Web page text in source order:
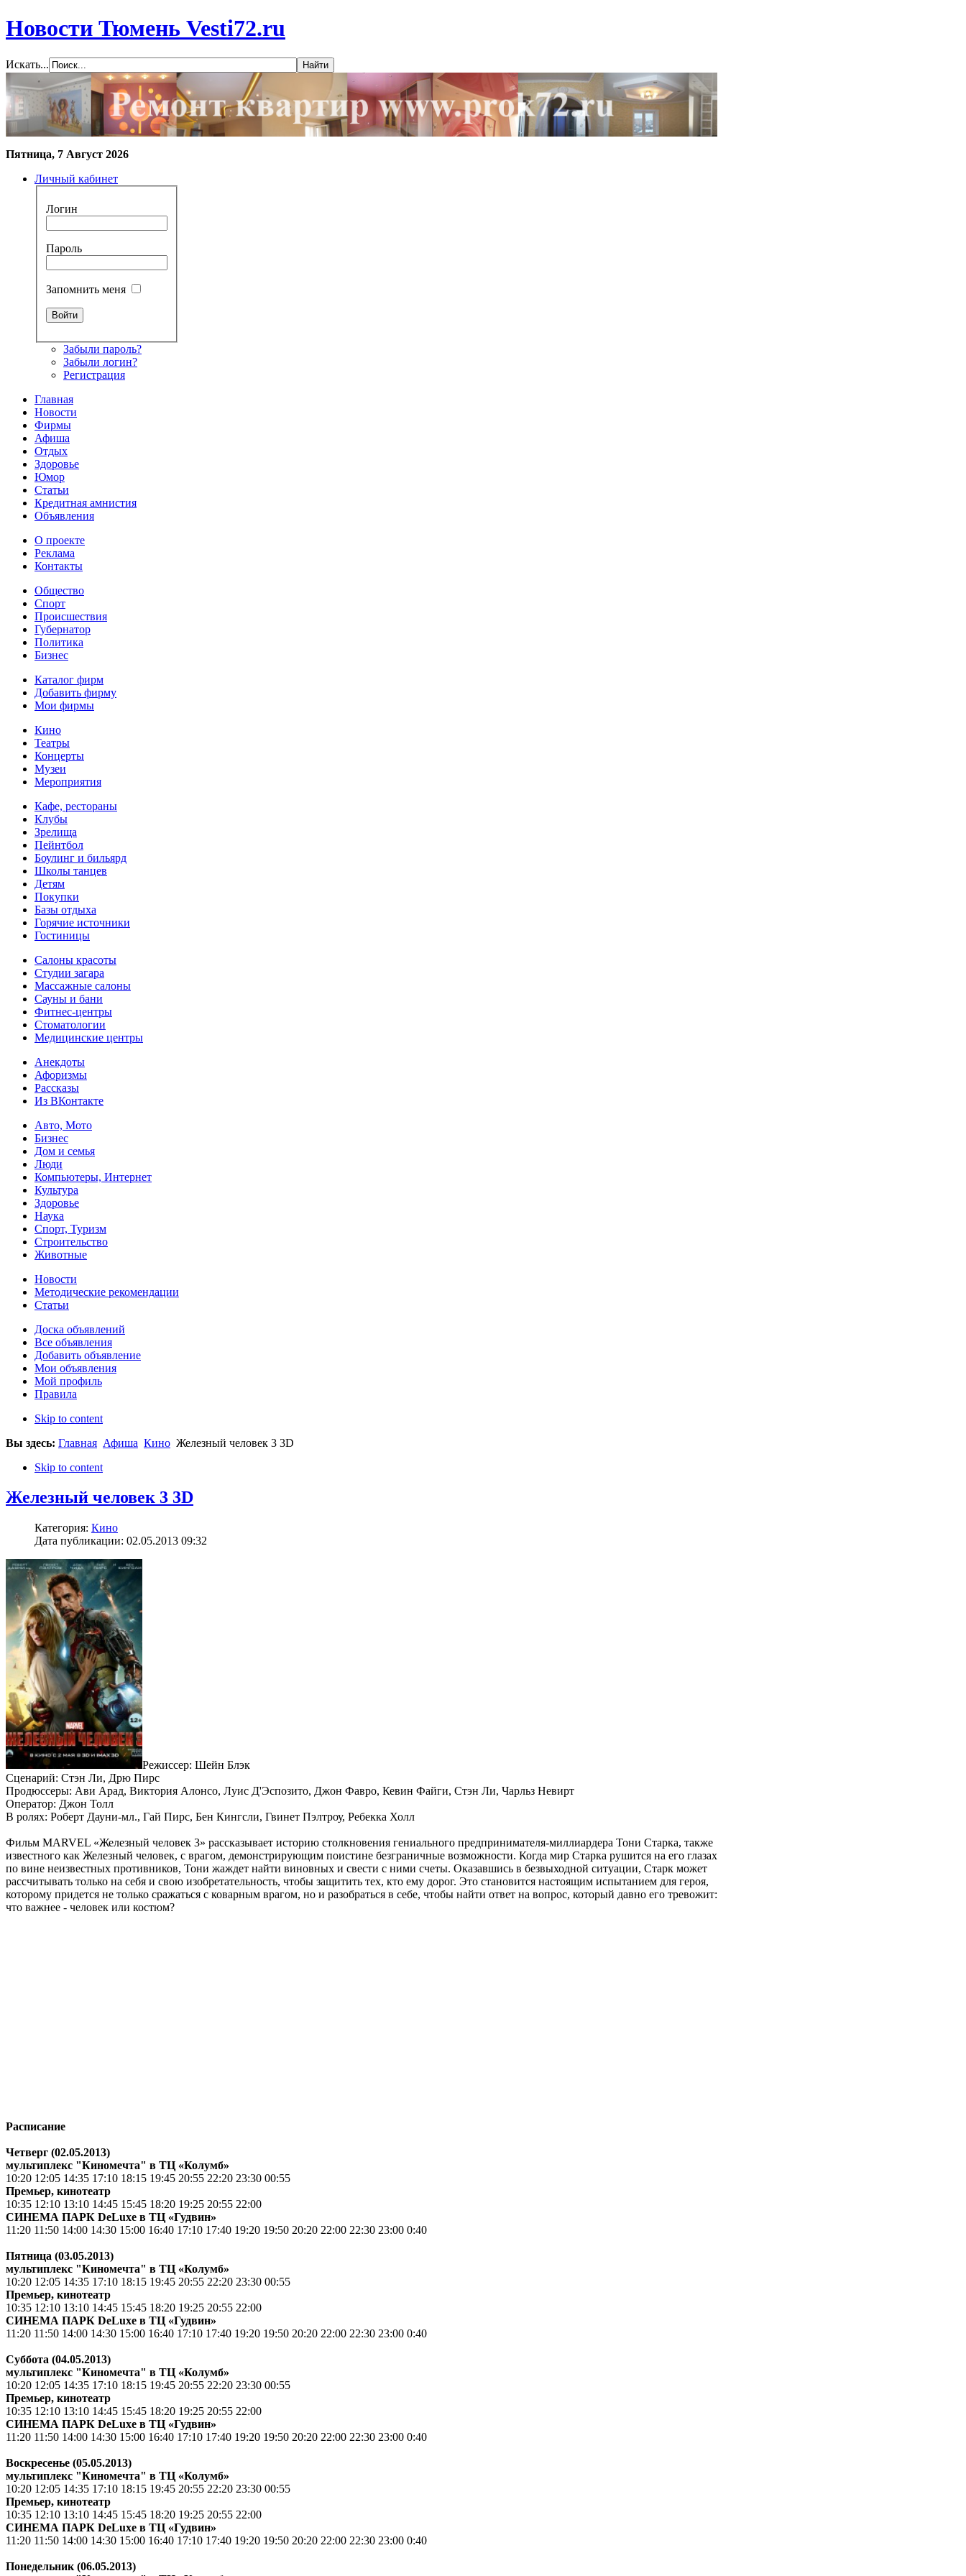
Новости Тюмень Vesti72.ru
Искать...
Пятница, 7 Август 2026
Личный кабинет
Логин
Пароль
Запомнить меня
Забыли пароль?
Забыли логин?
Регистрация
Главная
Новости
Фирмы
Афиша
Отдых
Здоровье
Юмор
Статьи
Кредитная амнистия
Объявления
О проекте
Реклама
Контакты
Общество
Спорт
Происшествия
Губернатор
Политика
Бизнес
Каталог фирм
Добавить фирму
Мои фирмы
Кино
Театры
Концерты
Музеи
Мероприятия
Кафе, рестораны
Клубы
Зрелища
Пейнтбол
Боулинг и бильярд
Школы танцев
Детям
Покупки
Базы отдыха
Горячие источники
Гостиницы
Салоны красоты
Студии загара
Массажные салоны
Сауны и бани
Фитнес-центры
Стоматологии
Медицинские центры
Анекдоты
Афоризмы
Рассказы
Из ВКонтакте
Авто, Мото
Бизнес
Дом и семья
Люди
Компьютеры, Интернет
Культура
Здоровье
Наука
Спорт, Туризм
Строительство
Животные
Новости
Методические рекомендации
Статьи
Доска объявлений
Все объявления
Добавить объявление
Мои объявления
Мой профиль
Правила
Skip to content
Вы здесь: Главная Афиша Кино Железный человек 3 3D
Skip to content
Железный человек 3 3D
Категория: Кино
Дата публикации: 02.05.2013 09:32
Режиссер: Шейн Блэк
Сценарий: Стэн Ли, Дрю Пирс
Продюссеры: Ави Арад, Виктория Алонсо, Луис Д'Эспозито, Джон Фавро, Кевин Файги, Стэн Ли, Чарльз Невирт
Оператор: Джон Толл
В ролях: Роберт Дауни-мл., Гай Пирс, Бен Кингсли, Гвинет Пэлтроу, Ребекка Холл
Фильм MARVEL «Железный человек 3» рассказывает историю столкновения гениального предпринимателя-миллиардера Тони Старка, также
известного как Железный человек, с врагом, демонстрирующим поистине безграничные возможности. Когда мир Старка рушится на его глазах
по вине неизвестных противников, Тони жаждет найти виновных и свести с ними счеты. Оказавшись в безвыходной ситуации, Старк может
рассчитывать только на себя и свою изобретательность, чтобы защитить тех, кто ему дорог. Это становится настоящим испытанием для героя,
которому придется не только сражаться с коварным врагом, но и разобраться в себе, чтобы найти ответ на вопрос, который давно его тревожит:
что важнее - человек или костюм?
Расписание
Четверг (02.05.2013)
мультиплекс "Киномечта" в ТЦ «Колумб»
10:20 12:05 14:35 17:10 18:15 19:45 20:55 22:20 23:30 00:55
Премьер, кинотеатр
10:35 12:10 13:10 14:45 15:45 18:20 19:25 20:55 22:00
СИНЕМА ПАРК DeLuxe в ТЦ «Гудвин»
11:20 11:50 14:00 14:30 15:00 16:40 17:10 17:40 19:20 19:50 20:20 22:00 22:30 23:00 0:40
Пятница (03.05.2013)
мультиплекс "Киномечта" в ТЦ «Колумб»
10:20 12:05 14:35 17:10 18:15 19:45 20:55 22:20 23:30 00:55
Премьер, кинотеатр
10:35 12:10 13:10 14:45 15:45 18:20 19:25 20:55 22:00
СИНЕМА ПАРК DeLuxe в ТЦ «Гудвин»
11:20 11:50 14:00 14:30 15:00 16:40 17:10 17:40 19:20 19:50 20:20 22:00 22:30 23:00 0:40
Суббота (04.05.2013)
мультиплекс "Киномечта" в ТЦ «Колумб»
10:20 12:05 14:35 17:10 18:15 19:45 20:55 22:20 23:30 00:55
Премьер, кинотеатр
10:35 12:10 13:10 14:45 15:45 18:20 19:25 20:55 22:00
СИНЕМА ПАРК DeLuxe в ТЦ «Гудвин»
11:20 11:50 14:00 14:30 15:00 16:40 17:10 17:40 19:20 19:50 20:20 22:00 22:30 23:00 0:40
Воскресенье (05.05.2013)
мультиплекс "Киномечта" в ТЦ «Колумб»
10:20 12:05 14:35 17:10 18:15 19:45 20:55 22:20 23:30 00:55
Премьер, кинотеатр
10:35 12:10 13:10 14:45 15:45 18:20 19:25 20:55 22:00
СИНЕМА ПАРК DeLuxe в ТЦ «Гудвин»
11:20 11:50 14:00 14:30 15:00 16:40 17:10 17:40 19:20 19:50 20:20 22:00 22:30 23:00 0:40
Понедельник (06.05.2013)